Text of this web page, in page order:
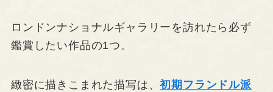
ロンドンナショナルギャラリーを訪れたら必ず
鑑賞したい作品の1つ。
緻密に描きこまれた描写は、初期フランドル派